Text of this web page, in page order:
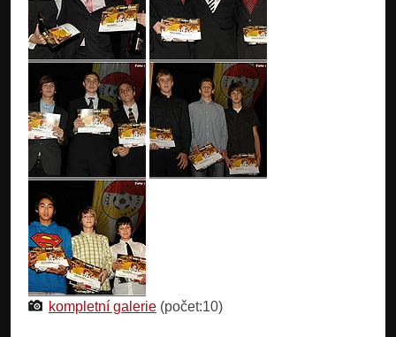
kompletní galerie (počet:10)